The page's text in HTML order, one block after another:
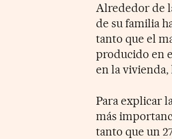
Alrededor de
de su familia
tanto que el
producido en
en la vivienda,
Para explicar
más
tanto que un